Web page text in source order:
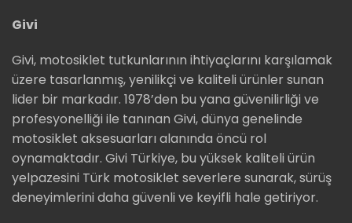
Givi
Givi, motosiklet tutkunlarının ihtiyaçlarını karşılamak
üzere tasarlanmış, yenilikçi ve kaliteli ürünler sunan
lider bir markadır. 1978’den bu yana güvenilirliği ve
profesyonelliği ile tanınan Givi, dünya genelinde
motosiklet aksesuarları alanında öncü rol
oynamaktadır. Givi Türkiye, bu yüksek kaliteli ürün
yelpazesini Türk motosiklet severlere sunarak, sürüş
deneyimlerini daha güvenli ve keyifli hale getiriyor.